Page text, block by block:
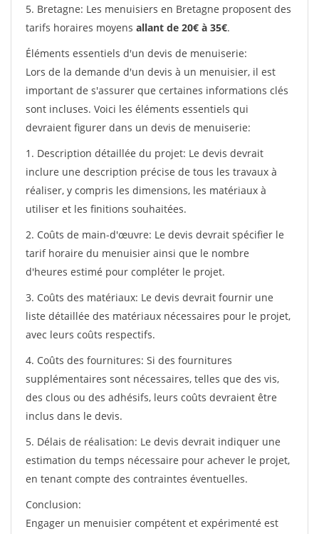
5. Bretagne: Les menuisiers en Bretagne proposent des
tarifs horaires moyens allant de 20€ à 35€.
Éléments essentiels d'un devis de menuiserie:
Lors de la demande d'un devis à un menuisier, il est
important de s'assurer que certaines informations clés
sont incluses. Voici les éléments essentiels qui
devraient figurer dans un devis de menuiserie:
1. Description détaillée du projet: Le devis devrait
inclure une description précise de tous les travaux à
réaliser, y compris les dimensions, les matériaux à
utiliser et les finitions souhaitées.
2. Coûts de main-d'œuvre: Le devis devrait spécifier le
tarif horaire du menuisier ainsi que le nombre
d'heures estimé pour compléter le projet.
3. Coûts des matériaux: Le devis devrait fournir une
liste détaillée des matériaux nécessaires pour le projet,
avec leurs coûts respectifs.
4. Coûts des fournitures: Si des fournitures
supplémentaires sont nécessaires, telles que des vis,
des clous ou des adhésifs, leurs coûts devraient être
inclus dans le devis.
5. Délais de réalisation: Le devis devrait indiquer une
estimation du temps nécessaire pour achever le projet,
en tenant compte des contraintes éventuelles.
Conclusion:
Engager un menuisier compétent et expérimenté est